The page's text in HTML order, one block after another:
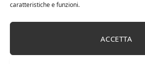
caratteristiche e funzioni.
ACCETTA
Amazon Basics Martin – Libreria,
marchio Movian)